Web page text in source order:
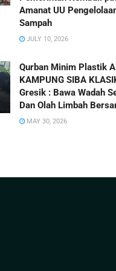
Amanat UU
Sampah
JULY 10, 2026
Qurban Minim Plastik
KAMPUNG SIBA
Gresik : Bawa Wadah
Dan Olah Limbah
MAY 30, 2026